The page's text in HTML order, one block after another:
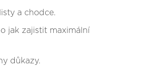
a chodce.
jak zajistit maximální
důkazy.